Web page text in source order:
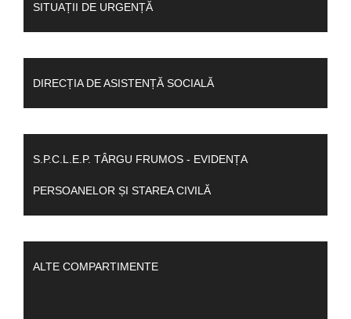
SITUAȚII DE URGENȚĂ
DIRECȚIA DE ASISTENȚĂ SOCIALĂ
S.P.C.L.E.P. TÂRGU FRUMOS - EVIDENȚA
PERSOANELOR ȘI STAREA CIVILĂ
ALTE COMPARTIMENTE